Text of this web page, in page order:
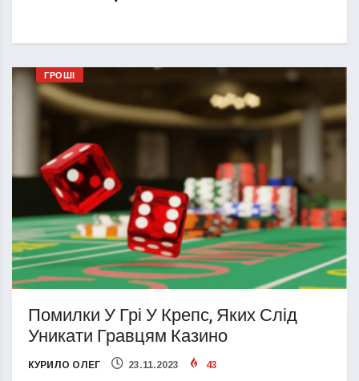
ГРОШІ
Помилки У Грі У Крепс, Яких Слід
Уникати Гравцям Казино
КУРИЛО ОЛЕГ 23.11.2023 43